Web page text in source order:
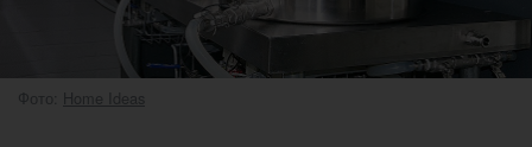
Фото: Home Ideas